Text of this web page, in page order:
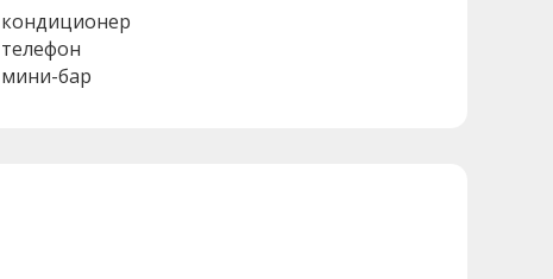
кондиционер
телефон
мини-бар